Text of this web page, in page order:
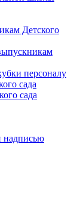
Детского
персоналу
сада
сада
надписью